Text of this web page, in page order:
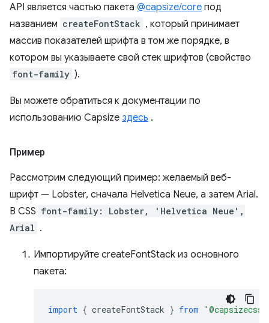
API является частью пакета @capsize/core под
названием createFontStack , который принимает
массив показателей шрифта в том же порядке, в
котором вы указываете свой стек шрифтов (свойство
font-family ).
Вы можете обратиться к документации по
использованию Capsize здесь .
Пример
Рассмотрим следующий пример: желаемый веб-
шрифт — Lobster, сначала Helvetica Neue, а затем Arial.
В CSS font-family: Lobster, 'Helvetica Neue',
Arial .
Импортируйте createFontStack из основного
пакета:
import { createFontStack } from